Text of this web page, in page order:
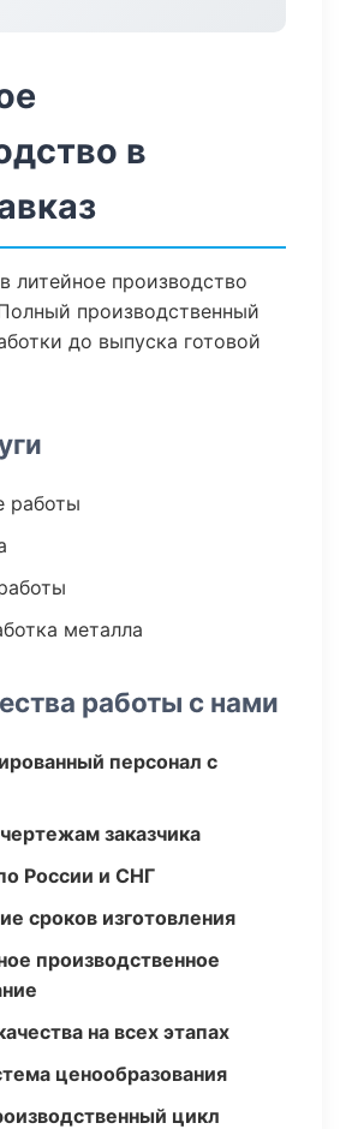
в
литейное производство
производственный
до выпуска готовой
работы
металла
работы с нами
персонал с
заказчика
России и СНГ
сроков изготовления
производственное
на всех этапах
ценообразования
цикл